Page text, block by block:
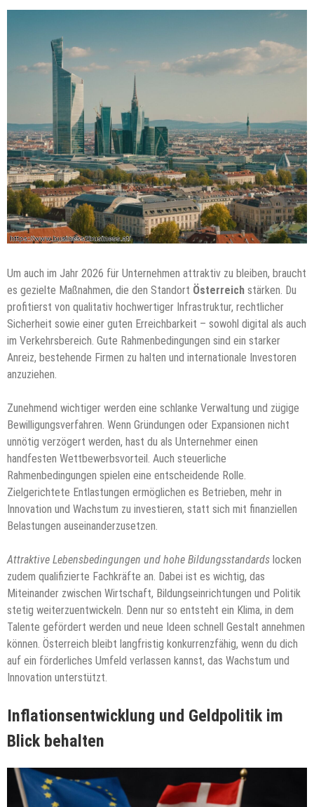
Um auch im Jahr 2026 für Unternehmen attraktiv zu bleiben, braucht
es gezielte Maßnahmen, die den Standort Österreich stärken. Du
profitierst von qualitativ hochwertiger Infrastruktur, rechtlicher
Sicherheit sowie einer guten Erreichbarkeit – sowohl digital als auch
im Verkehrsbereich. Gute Rahmenbedingungen sind ein starker
Anreiz, bestehende Firmen zu halten und internationale Investoren
anzuziehen.
Zunehmend wichtiger werden eine schlanke Verwaltung und zügige
Bewilligungsverfahren. Wenn Gründungen oder Expansionen nicht
unnötig verzögert werden, hast du als Unternehmer einen
handfesten Wettbewerbsvorteil. Auch steuerliche
Rahmenbedingungen spielen eine entscheidende Rolle.
Zielgerichtete Entlastungen ermöglichen es Betrieben, mehr in
Innovation und Wachstum zu investieren, statt sich mit finanziellen
Belastungen auseinanderzusetzen.
Attraktive Lebensbedingungen und hohe Bildungsstandards locken
zudem qualifizierte Fachkräfte an. Dabei ist es wichtig, das
Miteinander zwischen Wirtschaft, Bildungseinrichtungen und Politik
stetig weiterzuentwickeln. Denn nur so entsteht ein Klima, in dem
Talente gefördert werden und neue Ideen schnell Gestalt annehmen
können. Österreich bleibt langfristig konkurrenzfähig, wenn du dich
auf ein förderliches Umfeld verlassen kannst, das Wachstum und
Innovation unterstützt.
Inflationsentwicklung und Geldpolitik im
Blick behalten